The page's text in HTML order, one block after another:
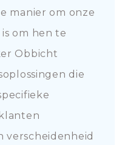
manier om onze
om hen te
Obbicht
die
verscheidenheid